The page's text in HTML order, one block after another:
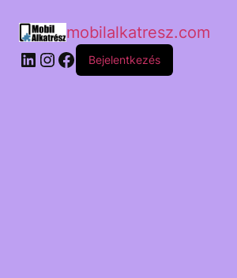
mobilalkatresz.com
Bejelentkezés